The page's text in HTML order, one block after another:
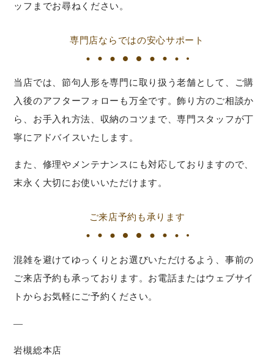
ッフまでお尋ねください。
専門店ならではの安心サポート
当店では、節句人形を専門に取り扱う老舗として、ご購
入後のアフターフォローも万全です。飾り方のご相談か
ら、お手入れ方法、収納のコツまで、専門スタッフが丁
寧にアドバイスいたします。
また、修理やメンテナンスにも対応しておりますので、
末永く大切にお使いいただけます。
ご来店予約も承ります
混雑を避けてゆっくりとお選びいただけるよう、事前の
ご来店予約も承っております。お電話またはウェブサイ
トからお気軽にご予約ください。
—
岩槻総本店